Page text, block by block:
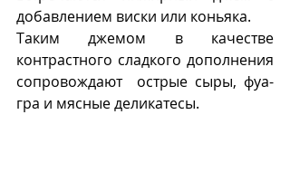
добавлением виски или коньяка.
Таким джемом в качестве
контрастного сладкого дополнения
сопровождают  острые сыры, фуа-
гра и мясные деликатесы.